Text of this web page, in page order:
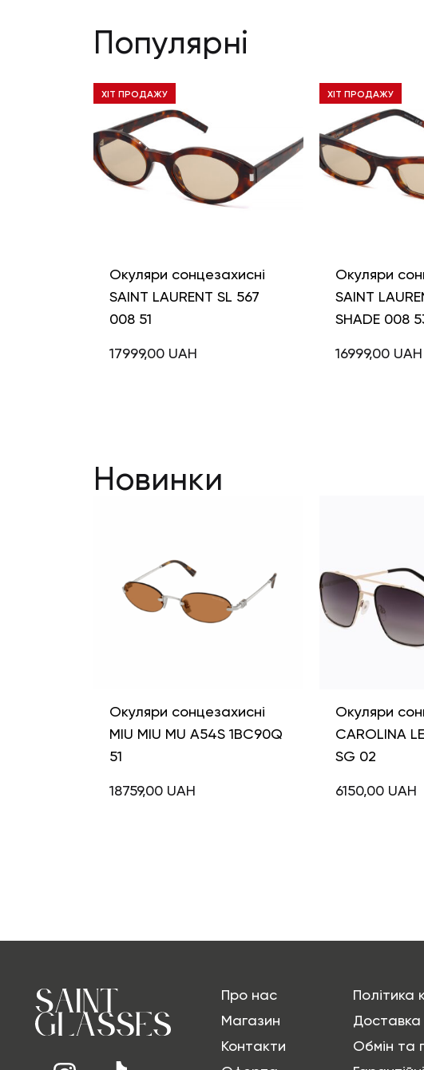
Популярні
ХІТ ПРОДАЖУ
Окуляри сонцезахисні
SAINT LAURENT SL 567
008 51
17999,00 UAH
ХІТ ПРОДАЖУ
Окуляри
SAINT
SHADE 008
16999,00 UAH
Новинки
Окуляри сонцезахисні
MIU MIU MU A54S 1BC90Q
51
18759,00 UAH
Окуляри
CAROLINA
SG 02
6150,00 UAH
Про нас
Магазин
Контакти
Політика
Обмін та